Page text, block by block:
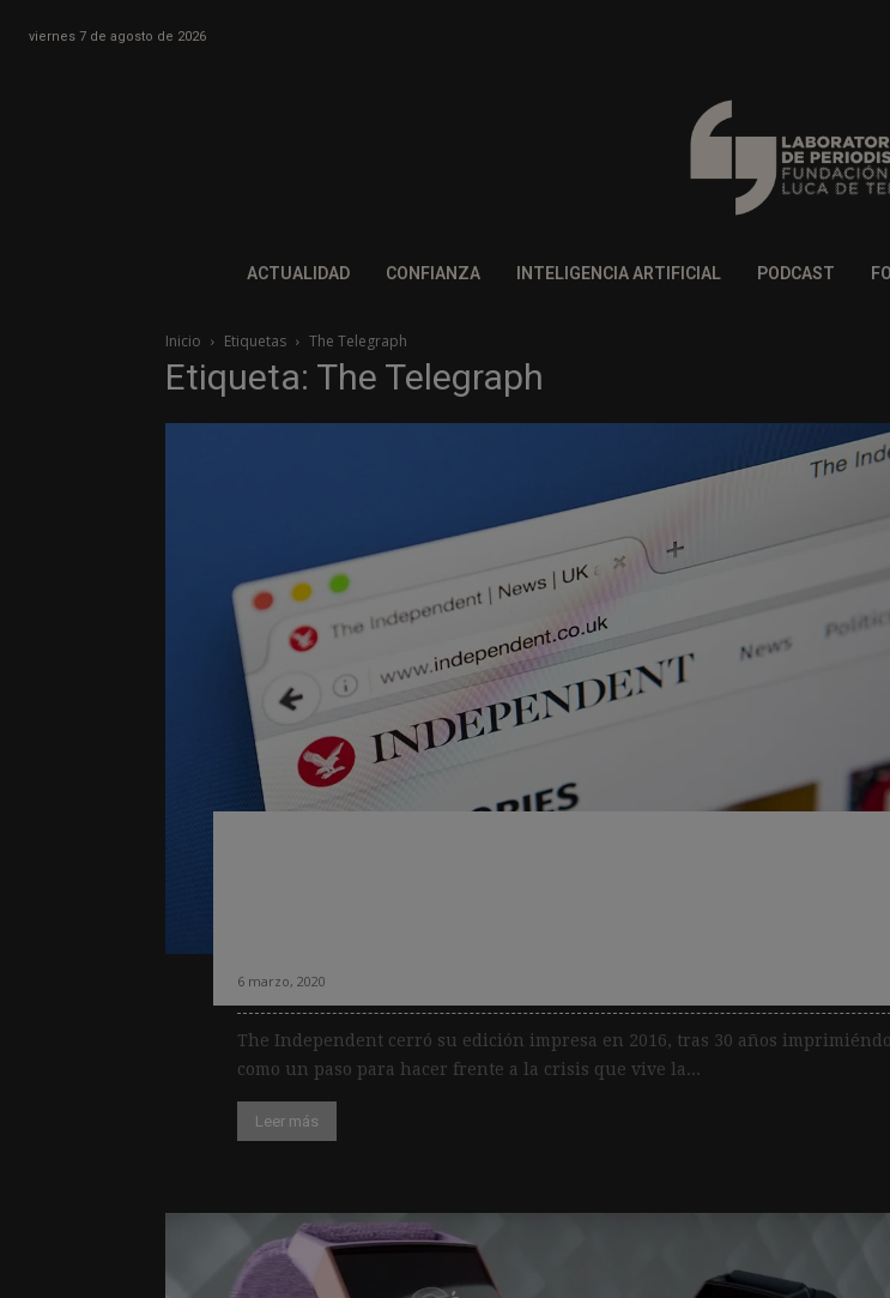
viernes 7 de agosto de 2026
ACTUALIDAD CONFIANZA INTELIGENCIA ARTIFICIAL PODCAST
Inicio Etiquetas The Telegraph
Etiqueta: The Telegraph
6 marzo, 2020
The Independent cerró su edición impresa en 2016, tras 30 años
como un paso para hacer frente a la crisis que vive la...
Leer más